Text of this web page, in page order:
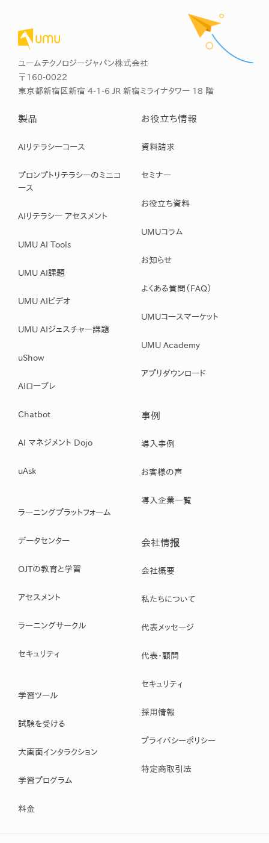
ユームテクノロジージャパン株式会社
〒160-0022
東京都新宿区新宿 4-1-6 JR 新宿ミライナタワー 18 階
製品
AIリテラシーコース
プロンプトリテラシーのミニコ
ース
AIリテラシー アセスメント
UMU AI Tools
UMU AI課題
UMU AIビデオ
UMU AIジェスチャー課題
uShow
AIロープレ
Chatbot
AI マネジメント Dojo
uAsk
ラーニングプラットフォーム
データセンター
OJTの教育と学習
アセスメント
ラーニングサークル
セキュリティ
学習ツール
試験を受ける
大画面インタラクション
学習プログラム
料金
お役立ち情報
資料請求
セミナー
お役立ち資料
UMUコラム
お知らせ
よくある質問（FAQ）
UMUコースマーケット
UMU Academy
アプリダウンロード
事例
導入事例
お客様の声
導入企業一覧
会社情报
会社概要
私たちについて
代表メッセージ
代表・顧問
セキュリティ
採用情報
プライバシーポリシー
特定商取引法